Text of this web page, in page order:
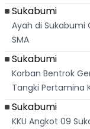
Sukabumi
Ayah di Sukabumi
SMA
Sukabumi
Korban Bentrok
Tangki Pertamina
Sukabumi
KKU Angkot 09